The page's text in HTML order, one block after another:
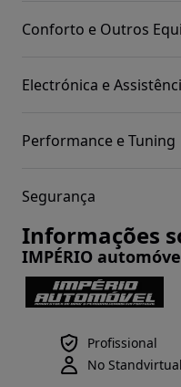
Conforto e Outros
Electrónica e
Performance e Tuning
Segurança
Informações
IMPÉRIO
Profissional
No